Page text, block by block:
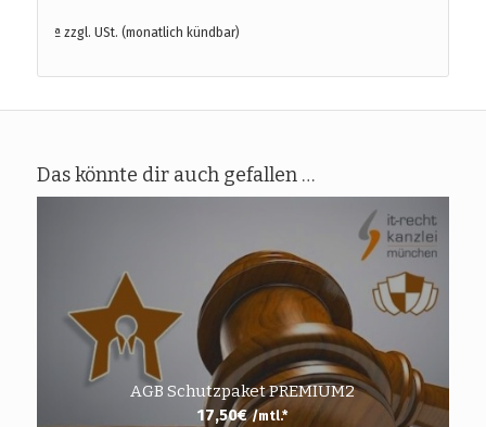
ª zzgl. USt. (monatlich kündbar)
Das könnte dir auch gefallen …
AGB Schutzpaket PREMIUM2
17,50€ /mtl.*